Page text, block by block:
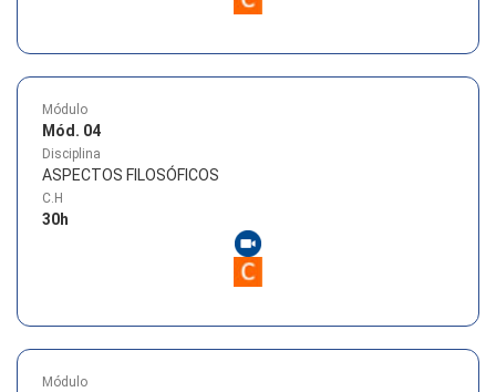
Módulo
Mód. 04
Disciplina
ASPECTOS FILOSÓFICOS
C.H
30h
Módulo